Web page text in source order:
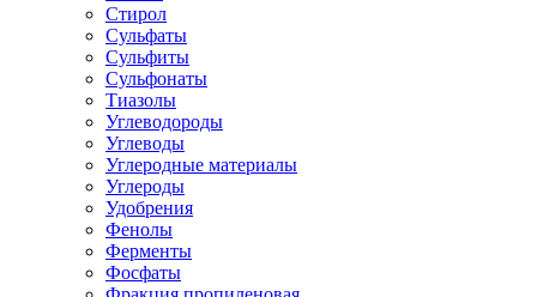
Стирол
Сульфаты
Сульфиты
Сульфонаты
Тиазолы
Углеводороды
Углеводы
Углеродные материалы
Углероды
Удобрения
Фенолы
Ферменты
Фосфаты